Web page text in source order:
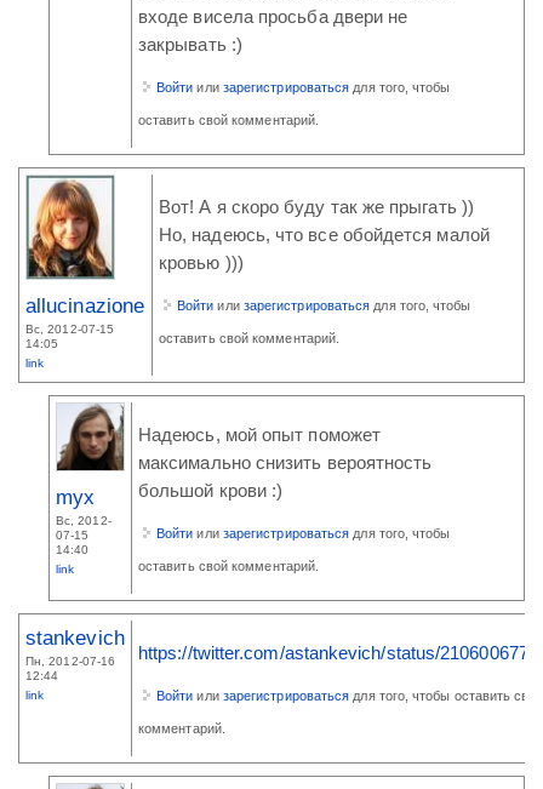
входе висела просьба двери не
закрывать :)
Войти или зарегистрироваться для того, чтобы
оставить свой комментарий.
allucinazione
Вс, 2012-07-15
14:05
link
Вот! А я скоро буду так же прыгать ))
Но, надеюсь, что все обойдется малой
кровью )))
Войти или зарегистрироваться для того, чтобы
оставить свой комментарий.
myx
Вс, 2012-
07-15
14:40
link
Надеюсь, мой опыт поможет
максимально снизить вероятность
большой крови :)
Войти или зарегистрироваться для того, чтобы
оставить свой комментарий.
stankevich
Пн, 2012-07-16
12:44
link
https://twitter.com/astankevich/status/
Войти или зарегистрироваться для того, чтобы оставить свой
комментарий.